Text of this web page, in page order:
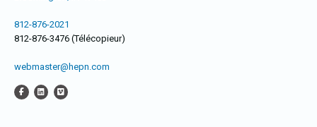
812-876-2021
812-876-3476 (Télécopieur)
webmaster@hepn.com